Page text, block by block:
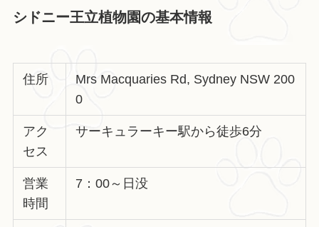
シドニー王立植物園の基本情報
住所
Mrs Macquaries Rd, Sydney NSW 200
0
アク
セス
サーキュラーキー駅から徒歩6分
営業
時間
7：00～日没